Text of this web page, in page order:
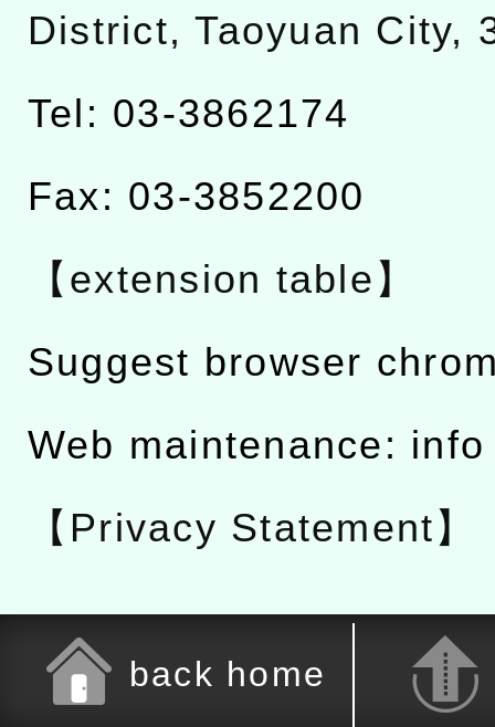
District, Taoyuan City,
Tel: 03-3862174
Fax: 03-3852200
【extension table】
Suggest browser
Web maintenance:
【Privacy Statement】
back home